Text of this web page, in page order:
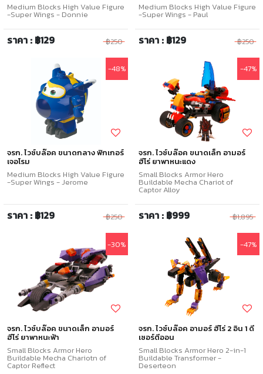
Medium Blocks High Value Figure
-Super Wings - Donnie
ราคา : ฿129 ฿250
Medium Blocks High Value Figure
-Super Wings - Paul
ราคา : ฿129 ฿250
-48%
จรก. ไวซ์บล๊อค ขนาดกลาง ฟิกเกอร์
เจอโรม
Medium Blocks High Value Figure
-Super Wings - Jerome
ราคา : ฿129 ฿250
-47%
จรก. ไวซ์บล๊อค ขนาดเล็ก อามอร์
ฮีโร่ ยาพาหนะแดง
Small Blocks Armor Hero
Buildable Mecha Chariot of
Captor Alloy
ราคา : ฿999 ฿1,895
-30%
จรก. ไวซ์บล๊อค ขนาดเล็ก อามอร์
ฮีโร่ ยาพาหนะฟ้า
Small Blocks Armor Hero
Buildable Mecha Chariotn of
Captor Reflect
-47%
จรก. ไวซ์บล๊อค อามอร์ ฮีโร่ 2 อิน 1 ดี
เซอร์ตีออน
Small Blocks Armor Hero 2-in-1
Buildable Transformer -
Deserteon